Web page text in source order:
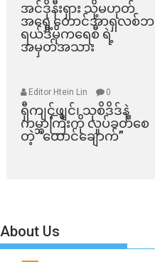
အင်ဒိုနီးရှား သို့မဟုတ်
အရှေ့တောင်အာရှလစ်ဘ
ရယ်ဒီမိုကရေစီ ရဲ့
အမှတ်အသား
Editor Htein Lin 0
ရှီကျင့်ဖျင်၊ သုစိဒိဒ်နဲ့
ကမ္ဘာကြီးကို လှုပ်ခတ်စေ
တဲ့ “ထောင်ချောက်”
About Us